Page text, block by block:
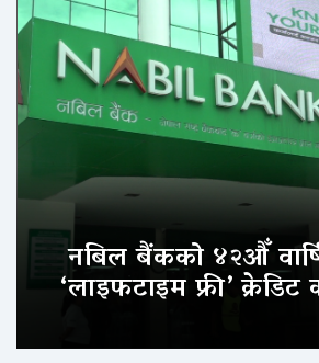
नबिल बैंकको ४२औँ
‘लाइफटाइम फ्री’ क्रेडिट